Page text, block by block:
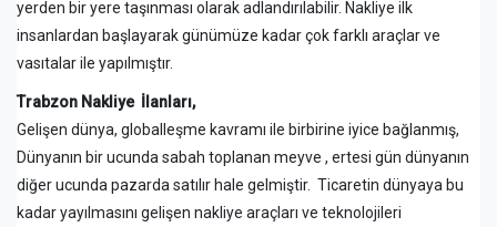
yerden bir yere taşınması olarak adlandırılabilir. Nakliye ilk
insanlardan başlayarak günümüze kadar çok farklı araçlar ve
vasıtalar ile yapılmıştır.
Trabzon Nakliye İlanları,
Gelişen dünya, globalleşme kavramı ile birbirine iyice bağlanmış,
Dünyanın bir ucunda sabah toplanan meyve , ertesi gün dünyanın
diğer ucunda pazarda satılır hale gelmiştir. Ticaretin dünyaya bu
kadar yayılmasını gelişen nakliye araçları ve teknolojileri